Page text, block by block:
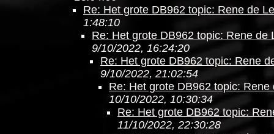
Re: Het grote DB962 topic: Rene de
1:48:10
Re: Het grote DB962 topic: Rene de
9/10/2022, 16:24:20
Re: Het grote DB962 topic: Rene
9/10/2022, 21:02:54
Re: Het grote DB962 topic:
10/10/2022, 10:30:34
Re: Het grote DB962 topic:
11/10/2022, 22:30:28